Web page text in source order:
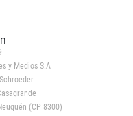
y Medios S.A
(CP 8300)